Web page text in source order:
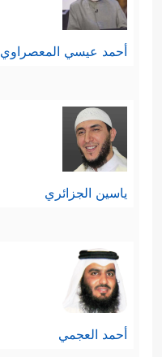
أحمد عيسي المعصراوي
ياسين الجزائري
أحمد العجمي